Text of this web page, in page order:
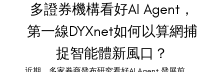
多證券機構看好AI Agent，
第一線DYXnet如何以算網捕
捉智能體新風口？